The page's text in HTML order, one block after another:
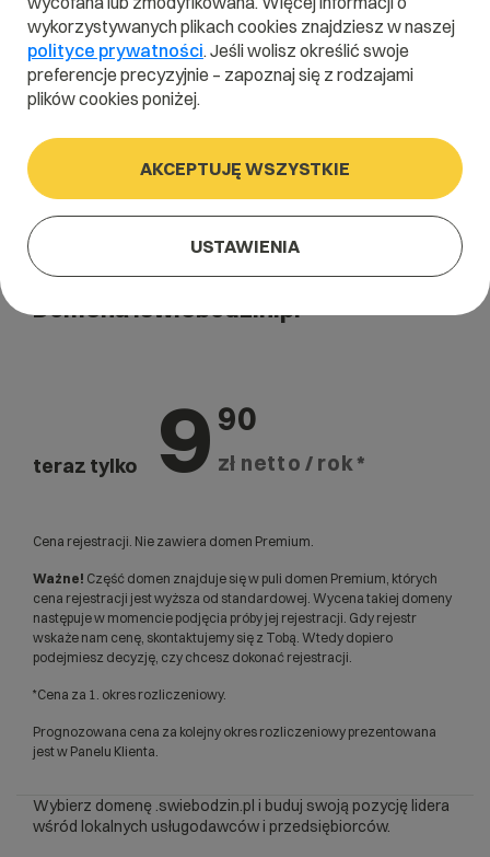
Szukaj
Domena .swiebodzin.pl
teraz tylko 9 90
zł netto / rok *
Cena rejestracji. Nie zawiera domen Premium.
Ważne! Część domen znajduje się w puli domen Premium, których
cena rejestracji jest wyższa od standardowej. Wycena takiej domeny
następuje w momencie podjęcia próby jej rejestracji. Gdy rejestr
wskaże nam cenę, skontaktujemy się z Tobą. Wtedy dopiero
podejmiesz decyzję, czy chcesz dokonać rejestracji.
*Cena za 1. okres rozliczeniowy.
Prognozowana cena za kolejny okres rozliczeniowy prezentowana
jest w Panelu Klienta.
Wybierz domenę .swiebodzin.pl i buduj swoją pozycję lidera
wśród lokalnych usługodawców i przedsiębiorców.
wykorzystywanych plikach cookies znajdziesz w naszej
polityce prywatności. Jeśli wolisz określić swoje
preferencje precyzyjnie – zapoznaj się z rodzajami
plików cookies poniżej.
AKCEPTUJĘ WSZYSTKIE
USTAWIENIA